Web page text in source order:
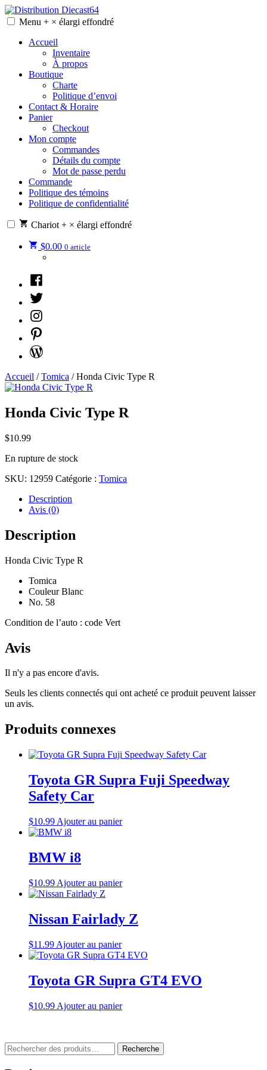
Skip
to
Distribution Diecast64
Une passion, un mode de vie.
Menu + × élargi effondré
Accueil
Inventaire
À propos
Boutique
Charte
Politique d’envoi
Contact & Horaire
Panier
Checkout
Mon compte
Commandes
Détails du compte
Mot de passe perdu
Commande
Politique des témoins
Politique de confidentialité
Chariot + × élargi effondré
$0.00 0 article
Facebook
Twitter
Instagram
Pinterest
WordPress
Accueil /Tomica / Honda Civic Type R
Honda Civic Type R
$10.99
En rupture de stock
SKU: 12959 Catégorie : Tomica
Description
Avis (0)
Description
Honda Civic Type R
Tomica
Couleur Blanc
No. 58
Condition de l’auto : code Vert
Avis
Il n'y a pas encore d'avis.
Seuls les clients connectés qui ont acheté ce produit peuvent laisser
un avis.
Produits connexes
Toyota GR Supra Fuji Speedway
Safety Car
$10.99 Ajouter au panier
BMW i8
$10.99 Ajouter au panier
Nissan Fairlady Z
$11.99 Ajouter au panier
Toyota GR Supra GT4 EVO
$10.99 Ajouter au panier
Rechercher
:
Recherche